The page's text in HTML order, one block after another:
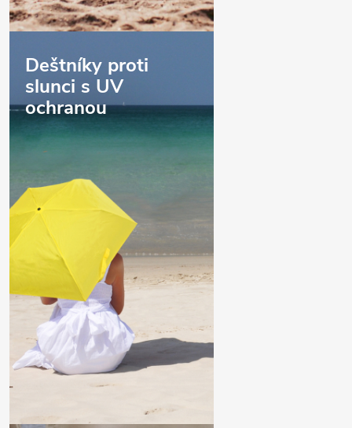
Deštníky proti
slunci s UV
ochranou